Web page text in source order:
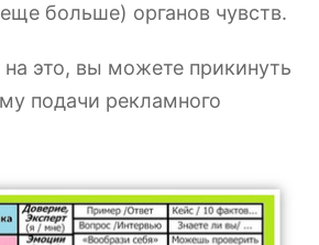
больше) органов чувств.
это, вы можете прикинуть
подачи рекламного